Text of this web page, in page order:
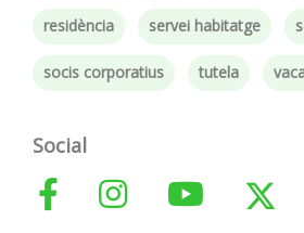
residència servei habitatge
socis corporatius tutela
Social